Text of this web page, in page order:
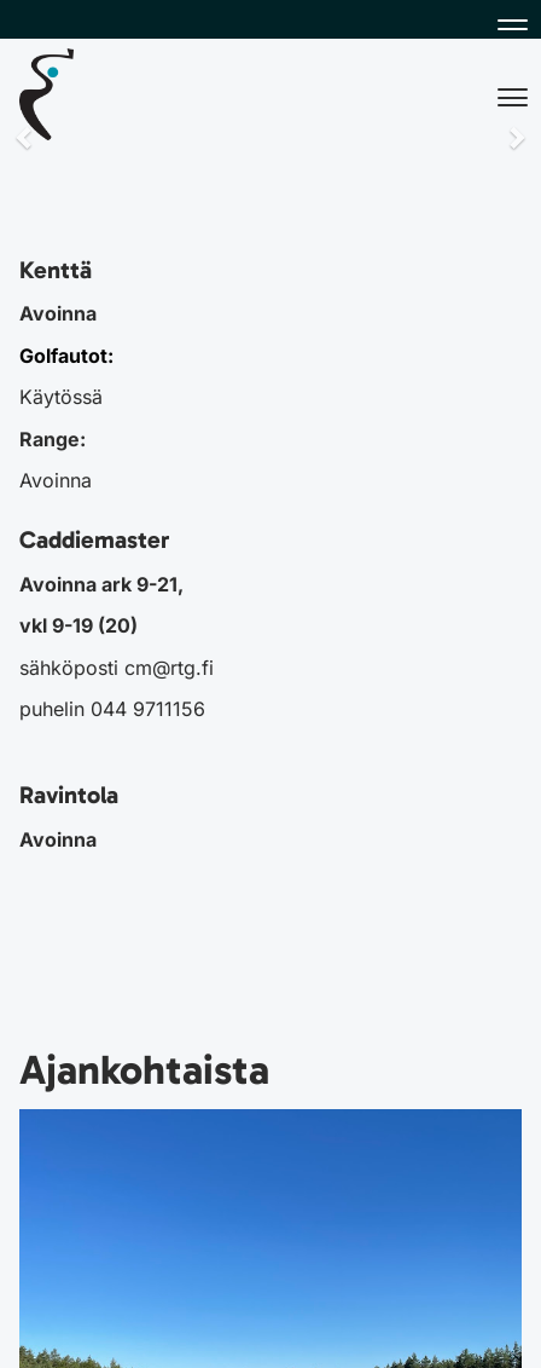
Kenttä
Avoinna
Golfautot:
Käytössä
Range:
Avoinna
Caddiemaster
Avoinna ark 9-21,
vkl 9-19 (20)
sähköposti cm@rtg.fi
puhelin 044 9711156
Ravintola
Avoinna
Ajankohtaista